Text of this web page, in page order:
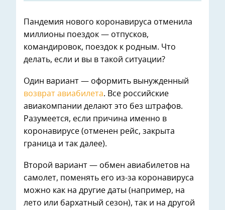
Пандемия нового коронавируса отменила
миллионы поездок — отпусков,
командировок, поездок к родным. Что
делать, если и вы в такой ситуации?
Один вариант — оформить вынужденный
возврат авиабилета. Все российские
авиакомпании делают это без штрафов.
Разумеется, если причина именно в
коронавирусе (отменен рейс, закрыта
граница и так далее).
Второй вариант — обмен авиабилетов на
самолет, поменять его из-за коронавируса
можно как на другие даты (например, на
лето или бархатный сезон), так и на другой